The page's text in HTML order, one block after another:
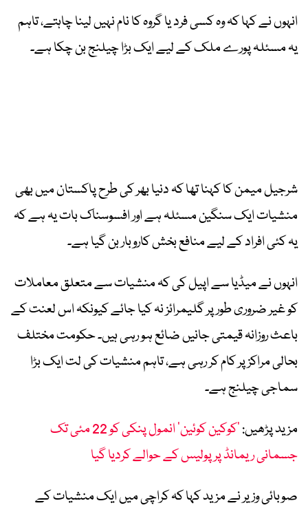
انہوں نے کہا کہ وہ کسی فرد یا گروہ کا نام نہیں لینا چاہتے، تاہم
یہ مسئلہ پورے ملک کے لیے ایک بڑا چیلنج بن چکا ہے۔
شرجیل میمن کا کہنا تھا کہ دنیا بھر کی طرح پاکستان میں بھی
منشیات ایک سنگین مسئلہ ہے اور افسوسناک بات یہ ہے کہ
یہ کئی افراد کے لیے منافع بخش کاروبار بن گیا ہے۔
انہوں نے میڈیا سے اپیل کی کہ منشیات سے متعلق معاملات
کو غیر ضروری طور پر گلیمرائز نہ کیا جائے کیونکہ اس لعنت کے
باعث روزانہ قیمتی جانیں ضائع ہو رہی ہیں۔ حکومت مختلف
بحالی مراکز پر کام کر رہی ہے، تاہم منشیات کی لت ایک بڑا
سماجی چیلنج ہے۔
مزید پڑھیں:
’کوکین کوئین‘ انمول پنکی کو 22 مئی تک
جسمانی ریمانڈ پر پولیس کے حوالے کردیا گیا
صوبائی وزیر نے مزید کہا کہ کراچی میں ایک منشیات کے